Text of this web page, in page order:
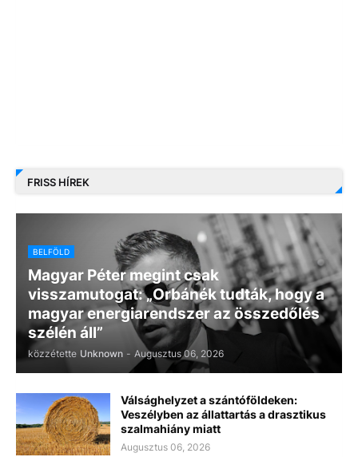
FRISS HÍREK
BELFÖLD
Magyar Péter megint csak
visszamutogat: „Orbánék tudták, hogy a
magyar energiarendszer az összedőlés
szélén áll”
közzétette Unknown - Augusztus 06, 2026
Válsághelyzet a szántóföldeken:
Veszélyben az állattartás a drasztikus
szalmahiány miatt
Augusztus 06, 2026